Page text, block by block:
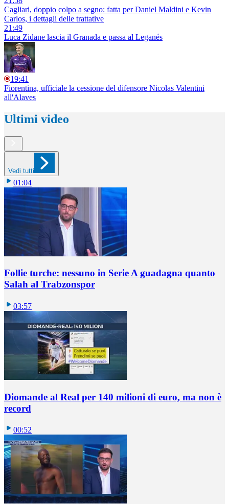
Cagliari, doppio colpo a segno: fatta per Daniel Maldini e Kevin
Carlos, i dettagli delle trattative
21:49
Luca Zidane lascia il Granada e passa al Leganés
19:41
Fiorentina, ufficiale la cessione del difensore Nicolas Valentini
all'Alaves
Ultimi video
Vedi tutti
01:04
Follie turche: nessuno in Serie A guadagna quanto
Salah al Trabzonspor
03:57
Diomande al Real per 140 milioni di euro, ma non è
record
00:52